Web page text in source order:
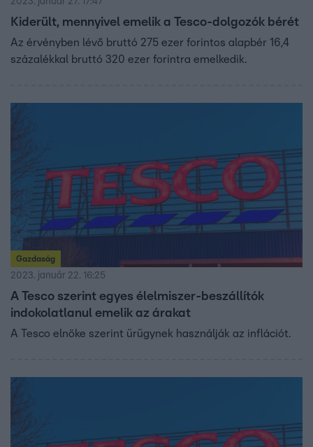
Kiderült, mennyivel emelik a Tesco-dolgozók bérét
Az érvényben lévő bruttó 275 ezer forintos alapbér 16,4
százalékkal bruttó 320 ezer forintra emelkedik.
Gazdaság
2023. január 22. 16:25
A Tesco szerint egyes élelmiszer-beszállítók
indokolatlanul emelik az árakat
A Tesco elnöke szerint ürügynek használják az inflációt.